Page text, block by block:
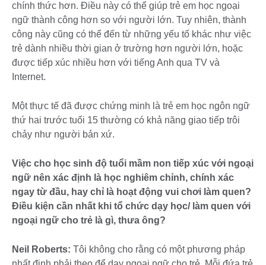
chính thức hơn. Điều này có thể giúp trẻ em học ngoại
ngữ thành công hơn so với người lớn. Tuy nhiên, thành
công này cũng có thể đến từ những yếu tố khác như việc
trẻ dành nhiều thời gian ở trường hơn người lớn, hoặc
được tiếp xúc nhiều hơn với tiếng Anh qua TV và
Internet.
Một thực tế đã được chứng minh là trẻ em học ngôn ngữ
thứ hai trước tuổi 15 thường có khả năng giao tiếp trôi
chảy như người bản xứ.
Việc cho học sinh độ tuổi mầm non tiếp xúc với ngoại
ngữ nên xác định là học nghiêm chỉnh, chính xác
ngay từ đầu, hay chỉ là hoạt động vui chơi làm quen?
Điều kiện cần nhất khi tổ chức dạy học/ làm quen với
ngoại ngữ cho trẻ là gì, thưa ông?
Neil Roberts: Tôi không cho rằng có một phương pháp